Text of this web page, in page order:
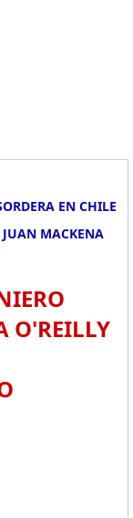
EN CHILE
MACKENA
O'REILLY